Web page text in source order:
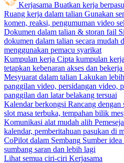
Kerjasama Buatkan kerja
Ruang kerja dalam talian Gunakan
komen, reaksi, pengumuman video
Dokumen dalam talian & storan fail
dokumen dalam talian secara mudah
menggunakan pemacu syarikat
Kumpulan kerja Cipta kumpulan
tetapkan kebenaran akses dan
Mesyuarat dalam talian Lakukan
panggilan video, persidangan video,
panggilan dan latar belakang tersuai
Kalendar berkongsi Rancang
slot masa terbuka, tempahan bilik
Komunikasi alat mudah alih
kalendar, pemberitahuan pasukan di
CoPilot dalam Sembang Sumber
sumbang saran dan lebih lagi
Lihat semua ciri-ciri Kerjasama